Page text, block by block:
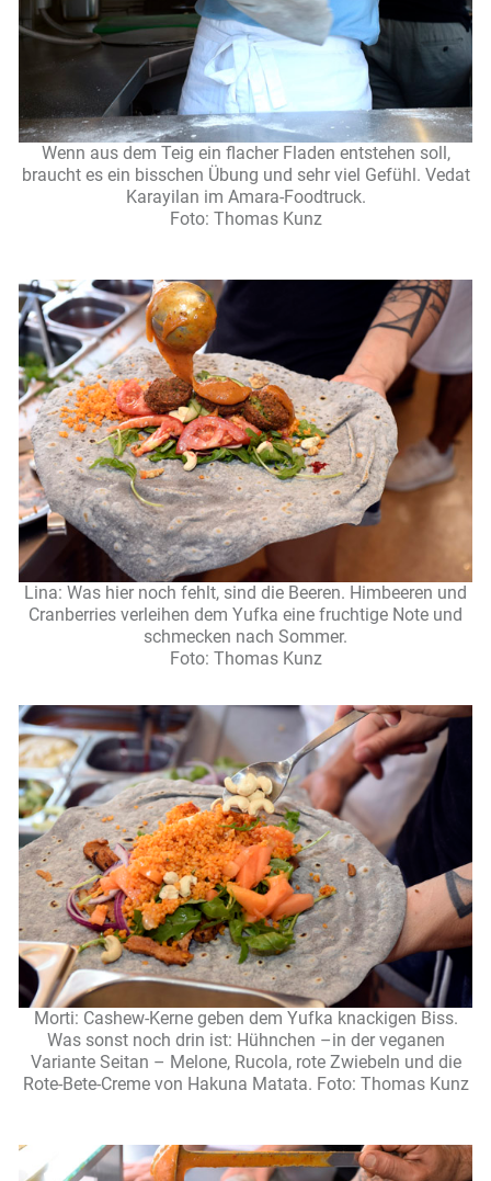
Wenn aus dem Teig ein flacher Fladen entstehen soll,
braucht es ein bisschen Übung und sehr viel Gefühl. Vedat
Karayilan im Amara-Foodtruck.
Foto: Thomas Kunz
Lina: Was hier noch fehlt, sind die Beeren. Himbeeren und
Cranberries verleihen dem Yufka eine fruchtige Note und
schmecken nach Sommer.
Foto: Thomas Kunz
Morti: Cashew-Kerne geben dem Yufka knackigen Biss.
Was sonst noch drin ist: Hühnchen –in der veganen
Variante Seitan – Melone, Rucola, rote Zwiebeln und die
Rote-Bete-Creme von Hakuna Matata. Foto: Thomas Kunz